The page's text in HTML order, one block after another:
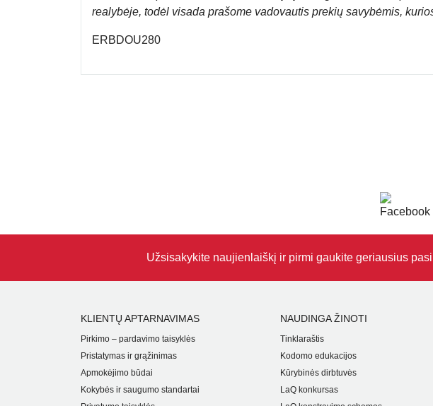
realybėje, todėl visada prašome vadovautis prekių savybėmis,
ERBDOU280
Užsisakykite naujienlaiškį ir pirmi gaukite geriausius
KLIENTŲ APTARNAVIMAS
Pirkimo – pardavimo taisyklės
Pristatymas ir grąžinimas
Apmokėjimo būdai
Kokybės ir saugumo standartai
NAUDINGA ŽINOTI
Tinklaraštis
Kodomo edukacijos
Kūrybinės dirbtuvės
LaQ konkursas